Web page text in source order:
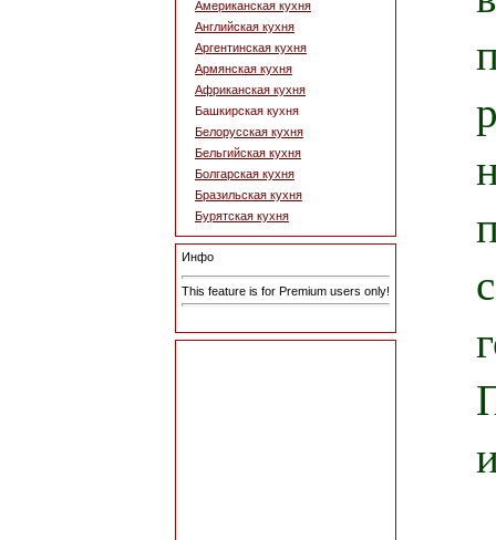
Американская кухня
Английская кухня
Аргентинская кухня
Армянская кухня
Африканская кухня
Башкирская кухня
Белорусская кухня
Бельгийская кухня
Болгарская кухня
Бразильская кухня
Бурятская кухня
Инфо
This feature is for Premium users only!